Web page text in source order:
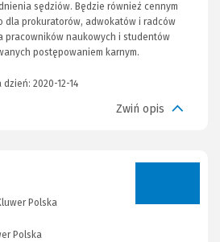
sędziów. Będzie również cennym
dla prokuratorów, adwokatów i radców
pracowników naukowych i studentów
postępowaniem karnym.
2020-12-14
Zwiń opis
Polska
Polska